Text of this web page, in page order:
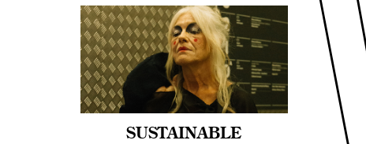
SUSTAINABLE